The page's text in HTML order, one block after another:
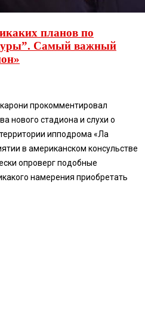
планов по
Самый важный
прокомментировал
нового стадиона и слухи о
ипподрома «Ла
в американском консульстве
опроверг подобные
намерения приобретать